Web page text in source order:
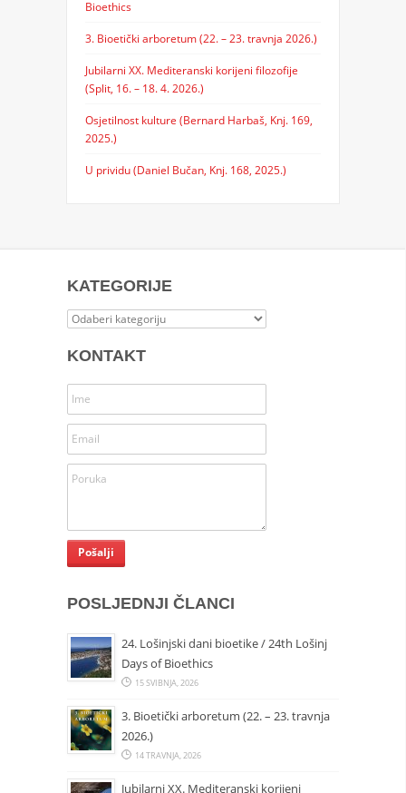
Bioethics
3. Bioetički arboretum (22. – 23. travnja 2026.)
Jubilarni XX. Mediteranski korijeni filozofije
(Split, 16. – 18. 4. 2026.)
Osjetilnost kulture (Bernard Harbaš, Knj. 169,
2025.)
U prividu (Daniel Bučan, Knj. 168, 2025.)
KATEGORIJE
Kategorije
KONTAKT
POSLJEDNJI ČLANCI
24. Lošinjski dani bioetike / 24th Lošinj
Days of Bioethics
15 SVIBNJA, 2026
3. Bioetički arboretum (22. – 23. travnja
2026.)
14 TRAVNJA, 2026
Jubilarni XX. Mediteranski korijeni